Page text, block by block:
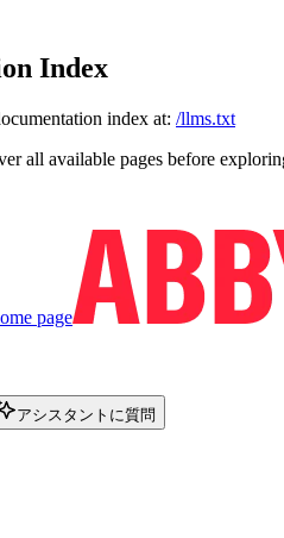
Index
index at: /llms.txt
all available pages before
page
アシスタントに質問